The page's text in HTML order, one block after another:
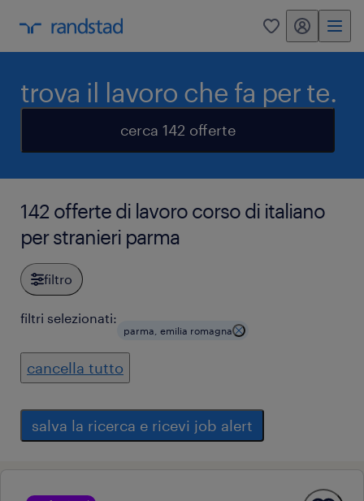
0 my randstad
trova il lavoro che fa per te.
cerca 142 offerte
142 offerte di lavoro corso di italiano
per stranieri parma
filtro
filtri selezionati:
parma, emilia romagna
cancella tutto
salva la ricerca e ricevi job alert